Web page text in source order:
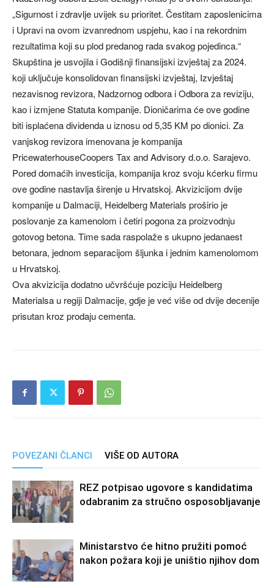
„Sigurnost i zdravlje uvijek su prioritet. Čestitam zaposlenicima
i Upravi na ovom izvanrednom uspjehu, kao i na rekordnim
rezultatima koji su plod predanog rada svakog pojedinca.“
Skupština je usvojila i Godišnji finansijski izvještaj za 2024.
koji uključuje konsolidovan finansijski izvještaj, Izvještaj
nezavisnog revizora, Nadzornog odbora i Odbora za reviziju,
kao i izmjene Statuta kompanije. Dioničarima će ove godine
biti isplaćena dividenda u iznosu od 5,35 KM po dionici. Za
vanjskog revizora imenovana je kompanija
PricewaterhouseCoopers Tax and Advisory d.o.o. Sarajevo.
Pored domaćih investicija, kompanija kroz svoju kćerku firmu
ove godine nastavlja širenje u Hrvatskoj. Akvizicijom dvije
kompanije u Dalmaciji, Heidelberg Materials proširio je
poslovanje za kamenolom i četiri pogona za proizvodnju
gotovog betona. Time sada raspolaže s ukupno jedanaest
betonara, jednom separacijom šljunka i jednim kamenolomom
u Hrvatskoj.
Ova akvizicija dodatno učvršćuje poziciju Heidelberg
Materialsa u regiji Dalmacije, gdje je već više od dvije decenije
prisutan kroz prodaju cementa.
POVEZANI ČLANCI VIŠE OD AUTORA
REZ potpisao ugovore s kandidatima
odabranim za stručno osposobljavanje
Ministarstvo će hitno pružiti pomoć
nakon požara koji je uništio njihov dom